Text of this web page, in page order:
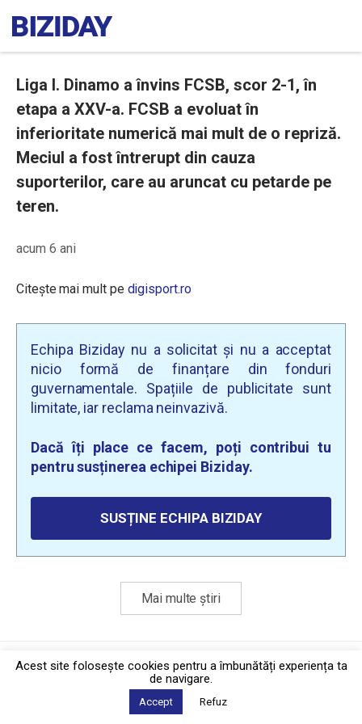
Liga I. Dinamo a învins FCSB, scor 2-1, în
etapa a XXV-a. FCSB a evoluat în
inferioritate numerică mai mult de o repriză.
Meciul a fost întrerupt din cauza
suporterilor, care au aruncat cu petarde pe
teren.
acum 6 ani
Citește mai mult pe digisport.ro
Echipa Biziday nu a solicitat și nu a acceptat
nicio formă de finanțare din fonduri
guvernamentale. Spațiile de publicitate sunt
limitate, iar reclama neinvazivă.
Dacă îți place ce facem, poți contribui tu
pentru susținerea echipei Biziday.
SUSȚINE ECHIPA BIZIDAY
Mai multe știri
Politica de confidențialitate·Contact
2026 © Biziday
Acest site foloseşte cookies pentru a îmbunătăți experiența ta
de navigare.
Accept Refuz